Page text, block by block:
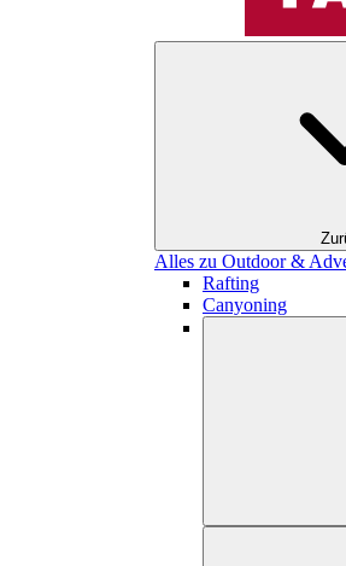
Alles zu Outdoor &
Rafting
Canyoning